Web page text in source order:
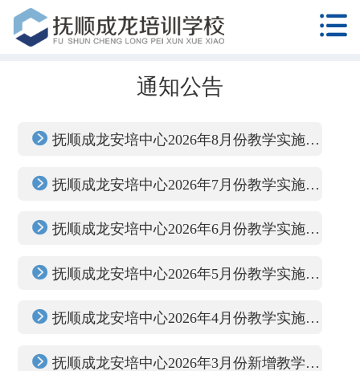

通知公告
 抚顺成龙安培中心2026年8月份教学实施计划
 抚顺成龙安培中心2026年7月份教学实施计划
 抚顺成龙安培中心2026年6月份教学实施计划
 抚顺成龙安培中心2026年5月份教学实施计划
 抚顺成龙安培中心2026年4月份教学实施计划
 抚顺成龙安培中心2026年3月份新增教学实施计划通知